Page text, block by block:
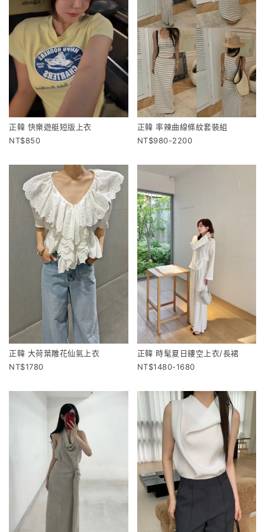
正韓 快樂遊艇短版上衣
850
正韓 率辣曲線條紋套裝組
980-2200
正韓 大荷葉雕花仙氣上衣
1780
正韓 時髦夏日鏤空上衣/長裙
1480-1680